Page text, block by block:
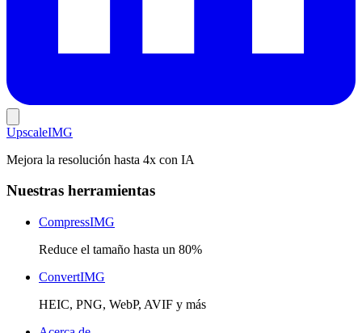
UpscaleIMG
Mejora la resolución hasta 4x con IA
Nuestras herramientas
CompressIMG
Reduce el tamaño hasta un 80%
ConvertIMG
HEIC, PNG, WebP, AVIF y más